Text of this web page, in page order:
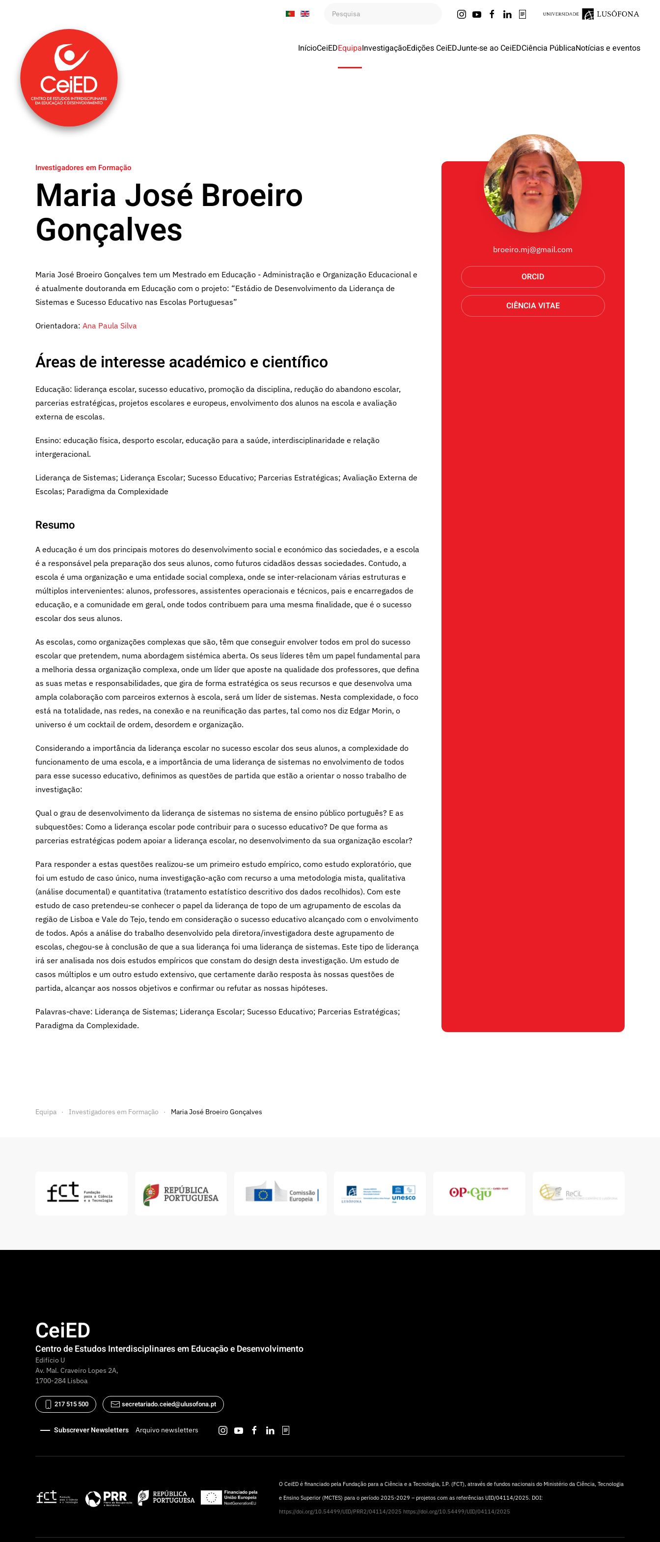
Saltar para o conteúdo principal
InícioCeiEDEquipaInvestigaçãoEdições CeiEDJunte-se ao CeiEDCiência PúblicaNotícias e eventos
broeiro.mj@gmail.com
ORCID
CIÊNCIA VITAE
Investigadores em Formação
Maria José Broeiro
Gonçalves
Maria José Broeiro Gonçalves tem um Mestrado em Educação - Administração e Organização Educacional e
é atualmente doutoranda em Educação com o projeto: “Estádio de Desenvolvimento da Liderança de
Sistemas e Sucesso Educativo nas Escolas Portuguesas”
Orientadora: Ana Paula Silva
Áreas de interesse académico e científico
Educação: liderança escolar, sucesso educativo, promoção da disciplina, redução do abandono escolar,
parcerias estratégicas, projetos escolares e europeus, envolvimento dos alunos na escola e avaliação
externa de escolas.
Ensino: educação física, desporto escolar, educação para a saúde, interdisciplinaridade e relação
intergeracional.
Liderança de Sistemas; Liderança Escolar; Sucesso Educativo; Parcerias Estratégicas; Avaliação Externa de
Escolas; Paradigma da Complexidade
Resumo
A educação é um dos principais motores do desenvolvimento social e económico das sociedades, e a escola
é a responsável pela preparação dos seus alunos, como futuros cidadãos dessas sociedades. Contudo, a
escola é uma organização e uma entidade social complexa, onde se inter-relacionam várias estruturas e
múltiplos intervenientes: alunos, professores, assistentes operacionais e técnicos, pais e encarregados de
educação, e a comunidade em geral, onde todos contribuem para uma mesma finalidade, que é o sucesso
escolar dos seus alunos.
As escolas, como organizações complexas que são, têm que conseguir envolver todos em prol do sucesso
escolar que pretendem, numa abordagem sistémica aberta. Os seus líderes têm um papel fundamental para
a melhoria dessa organização complexa, onde um líder que aposte na qualidade dos professores, que defina
as suas metas e responsabilidades, que gira de forma estratégica os seus recursos e que desenvolva uma
ampla colaboração com parceiros externos à escola, será um líder de sistemas. Nesta complexidade, o foco
está na totalidade, nas redes, na conexão e na reunificação das partes, tal como nos diz Edgar Morin, o
universo é um cocktail de ordem, desordem e organização.
Considerando a importância da liderança escolar no sucesso escolar dos seus alunos, a complexidade do
funcionamento de uma escola, e a importância de uma liderança de sistemas no envolvimento de todos
para esse sucesso educativo, definimos as questões de partida que estão a orientar o nosso trabalho de
investigação:
Qual o grau de desenvolvimento da liderança de sistemas no sistema de ensino público português? E as
subquestões: Como a liderança escolar pode contribuir para o sucesso educativo? De que forma as
parcerias estratégicas podem apoiar a liderança escolar, no desenvolvimento da sua organização escolar?
Para responder a estas questões realizou-se um primeiro estudo empírico, como estudo exploratório, que
foi um estudo de caso único, numa investigação-ação com recurso a uma metodologia mista, qualitativa
(análise documental) e quantitativa (tratamento estatístico descritivo dos dados recolhidos). Com este
estudo de caso pretendeu-se conhecer o papel da liderança de topo de um agrupamento de escolas da
região de Lisboa e Vale do Tejo, tendo em consideração o sucesso educativo alcançado com o envolvimento
de todos. Após a análise do trabalho desenvolvido pela diretora/investigadora deste agrupamento de
escolas, chegou-se à conclusão de que a sua liderança foi uma liderança de sistemas. Este tipo de liderança
irá ser analisada nos dois estudos empíricos que constam do design desta investigação. Um estudo de
casos múltiplos e um outro estudo extensivo, que certamente darão resposta às nossas questões de
partida, alcançar aos nossos objetivos e confirmar ou refutar as nossas hipóteses.
Palavras-chave: Liderança de Sistemas; Liderança Escolar; Sucesso Educativo; Parcerias Estratégicas;
Paradigma da Complexidade.
Equipa Investigadores em Formação Maria José Broeiro Gonçalves
CeiED
Centro de Estudos Interdisciplinares em Educação e Desenvolvimento
Edifício U
Av. Mal. Craveiro Lopes 2A,
1700-284 Lisboa
217 515 500 secretariado.ceied@ulusofona.pt
Subscrever Newsletters Arquivo newsletters
O CeiED é financiado pela Fundação para a Ciência e a Tecnologia, I.P. (FCT), através de fundos nacionais do Ministério da Ciência, Tecnologia
e Ensino Superior (MCTES) para o período 2025-2029 – projetos com as referências UID/04114/2025. DOI:
https://doi.org/10.54499/UID/PRR2/04114/2025 https://doi.org/10.54499/UID/04114/2025